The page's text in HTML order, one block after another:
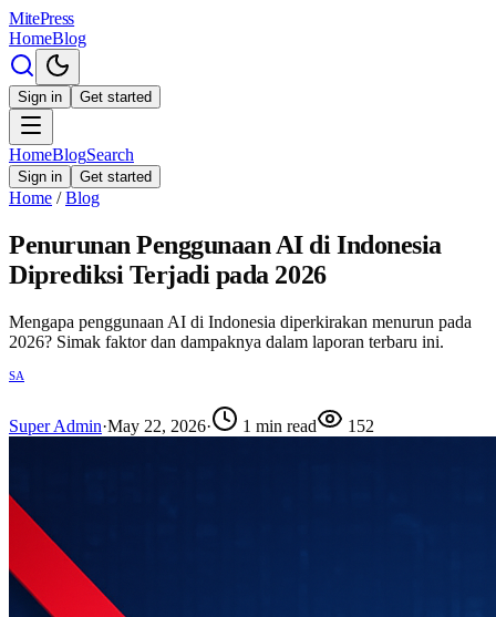
MitePress
HomeBlog
Sign in Get started
HomeBlogSearch
Sign in Get started
Home / Blog
Penurunan Penggunaan AI di Indonesia
Diprediksi Terjadi pada 2026
Mengapa penggunaan AI di Indonesia diperkirakan menurun pada
2026? Simak faktor dan dampaknya dalam laporan terbaru ini.
SA
Super Admin·May 22, 2026· 1 min read 152